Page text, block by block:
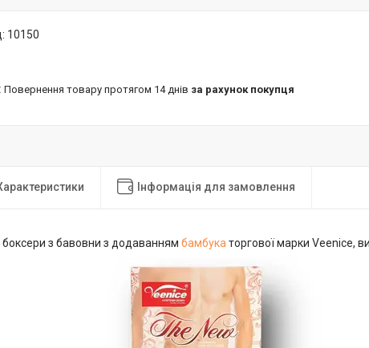
10150
повернення товару протягом 14 днів за рахунок покупця
Інформація для замовлення
боксери з бавовни з додаваннямбамбука торгової марки Veenice,